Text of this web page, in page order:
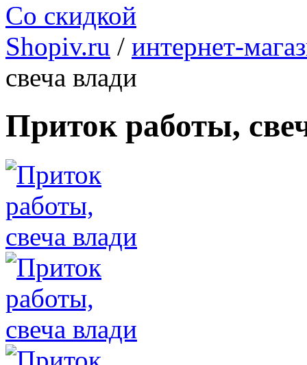
Со скидкой
Shopiv.ru / интернет-
свеча влади
Приток работы,